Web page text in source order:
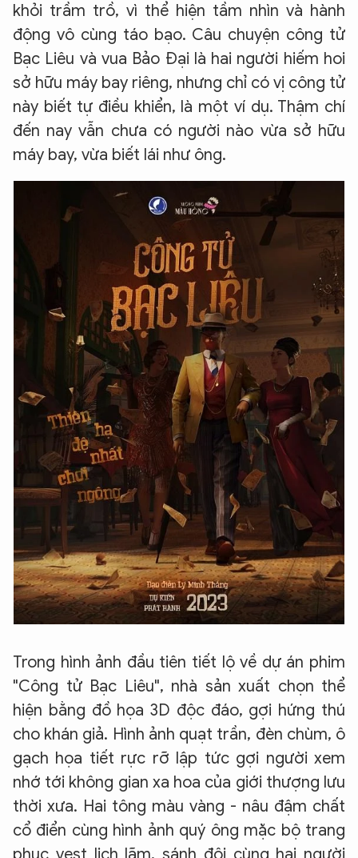
khỏi trầm trồ, vì thể hiện tầm nhìn và hành
động vô cùng táo bạo. Câu chuyện công tử
Bạc Liêu và vua Bảo Đại là hai người hiếm hoi
sở hữu máy bay riêng, nhưng chỉ có vị công tử
này biết tự điều khiển, là một ví dụ. Thậm chí
đến nay vẫn chưa có người nào vừa sở hữu
máy bay, vừa biết lái như ông.
Trong hình ảnh đầu tiên tiết lộ về dự án phim
"Công tử Bạc Liêu", nhà sản xuất chọn thể
hiện bằng đồ họa 3D độc đáo, gợi hứng thú
cho khán giả. Hình ảnh quạt trần, đèn chùm, ô
gạch họa tiết rực rỡ lập tức gợi người xem
nhớ tới không gian xa hoa của giới thượng lưu
thời xưa. Hai tông màu vàng - nâu đậm chất
cổ điển cùng hình ảnh quý ông mặc bộ trang